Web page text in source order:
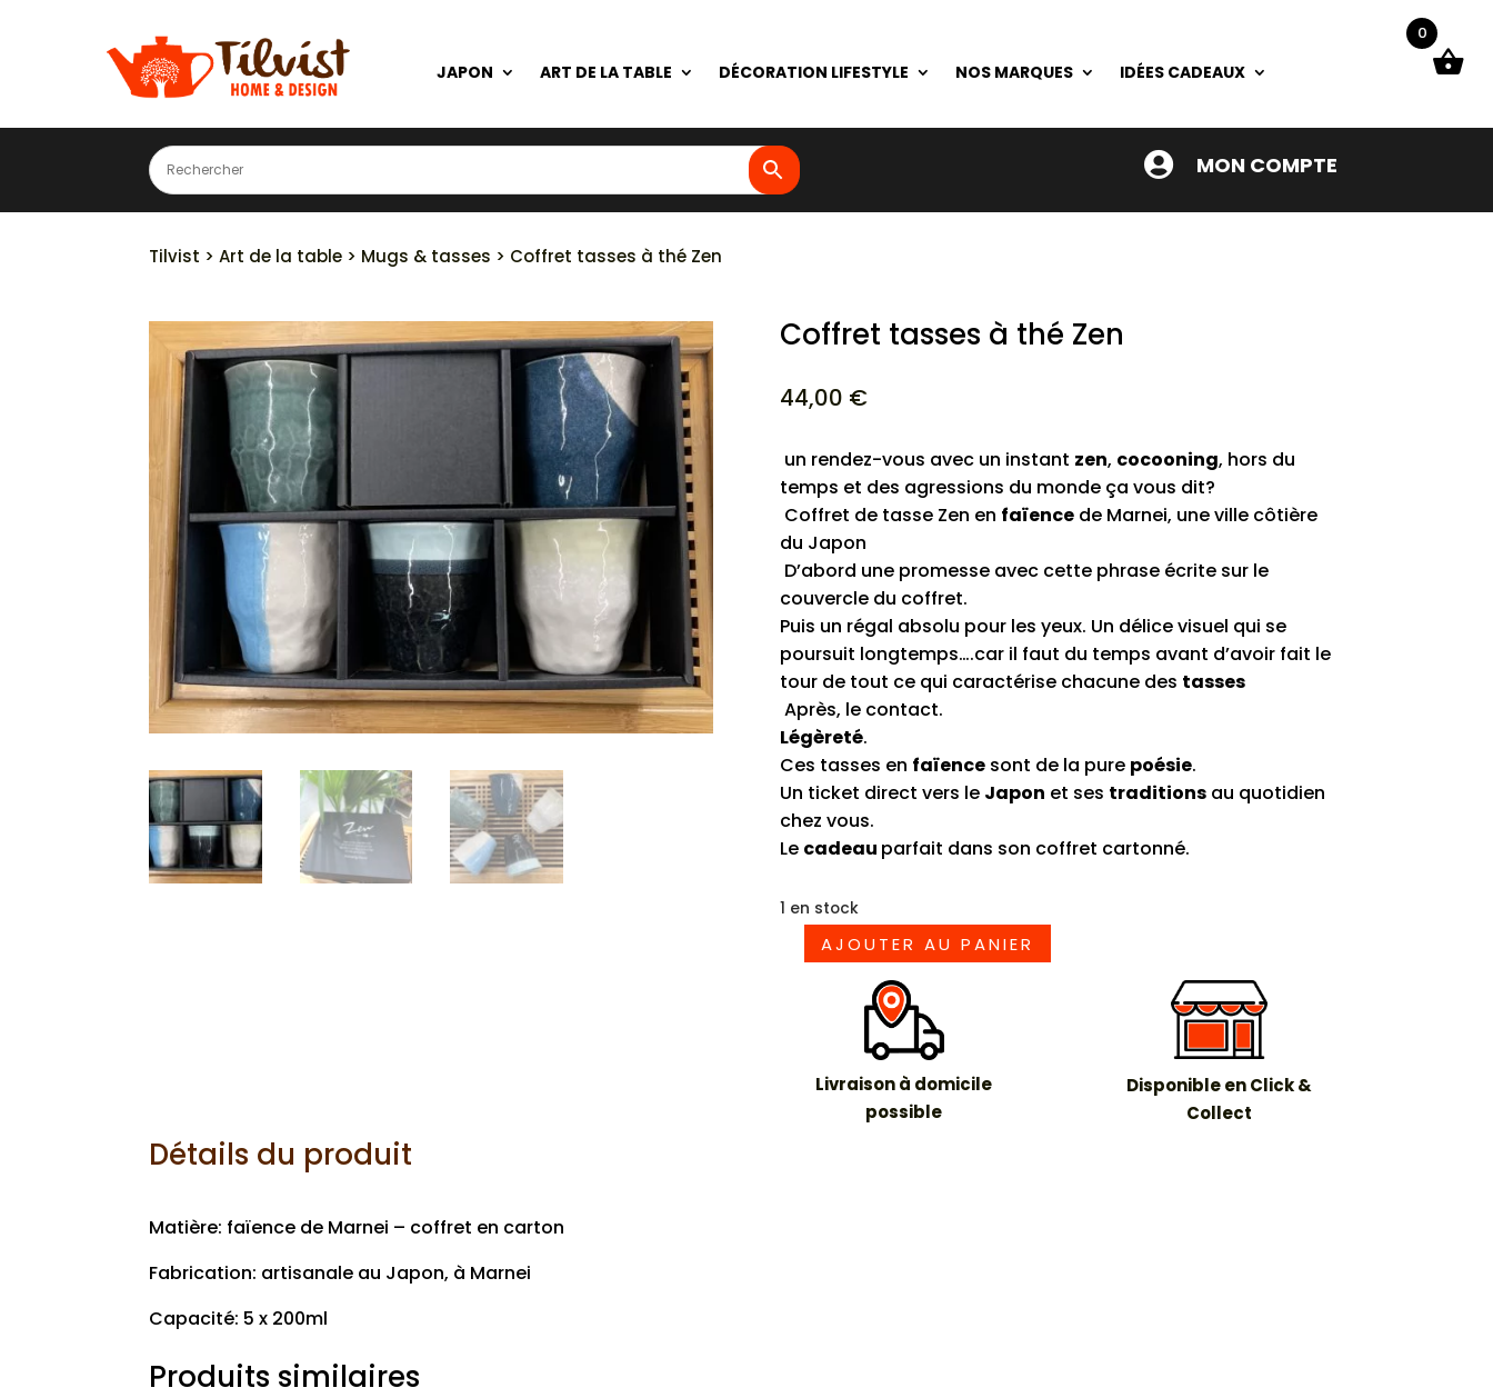
JAPON ART DE LA TABLE DÉCORATION LIFESTYLE NOS MARQUES IDÉES CADEAUX
 MON COMPTE
Tilvist >Art de la table > Mugs & tasses > Coffret tasses à thé Zen
Coffret tasses à thé Zen
44,00 €
un rendez-vous avec un instant zen, cocooning, hors du
temps et des agressions du monde ça vous dit?
Coffret de tasse Zen en faïencede Marnei, une ville côtière
du Japon
D’abord une promesse avec cette phrase écrite sur le
couvercle du coffret.
Puis un régal absolu pour les yeux. Un délice visuel qui se
poursuit longtemps….car il faut du temps avant d’avoir fait le
tour de tout ce qui caractérise chacune des tasses
Après, le contact.
Légèreté.
Ces tasses en faïencesont de la pure poésie.
Un ticket direct vers le Japon et ses traditionsau quotidien
chez vous.
Le cadeau parfait dans son coffret cartonné.
1 en stock
quantité
AJOUTER AU PANIER
Livraison à domicile
possible
Disponible en Click &
Collect
Détails du produit
Matière: faïence de Marnei – coffret en carton
Fabrication: artisanale au Japon, à Marnei
Capacité: 5 x 200ml
Produits similaires
0